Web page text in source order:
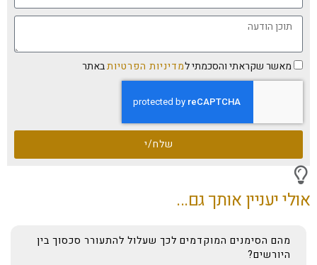
מאשר שקראתי והסכמתי למדיניות הפרטיותבאתר
שלח/י
אולי יעניין אותך גם...
מהם הסימנים המוקדמים לכך שעלול להתעורר סכסוך בין
היורשים?